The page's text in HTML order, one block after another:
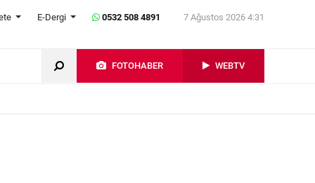
E-Dergi 0532 508 4891 7 Ağustos 2026 4:31
FOTOHABER WEBTV